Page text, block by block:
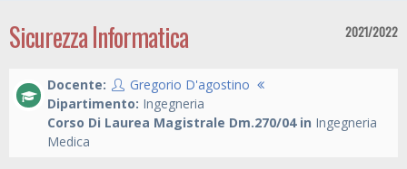
Sicurezza Informatica 2021/2022
Docente:
Gregorio D'agostino
Dipartimento: Ingegneria
Corso Di Laurea Magistrale Dm.270/04 in Ingegneria
Medica